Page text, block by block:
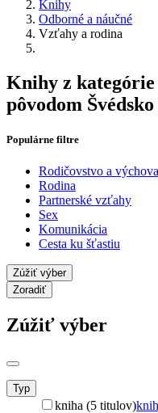
Knihy
Odborné a náučné
Vzťahy a rodina
Knihy z
pôvodom
Populárne filtre
Rodičovstvo a výchova
Rodina
Partnerské vzťahy
Sex
Komunikácia
Cesta ku šťastiu
Zúžiť výber
Zoradiť
Zúžiť výber
Typ
kniha (5 titulov)